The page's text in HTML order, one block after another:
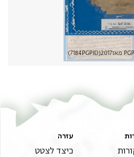
2017
PGPID
7184
עזרה
כיצד לצטט